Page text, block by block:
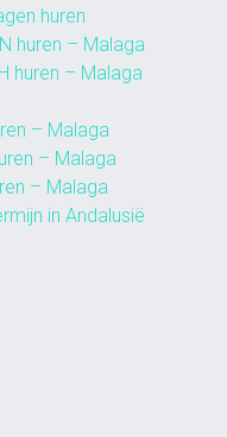
huren
huren – Malaga
huren – Malaga
– Malaga
– Malaga
– Malaga
in Andalusië